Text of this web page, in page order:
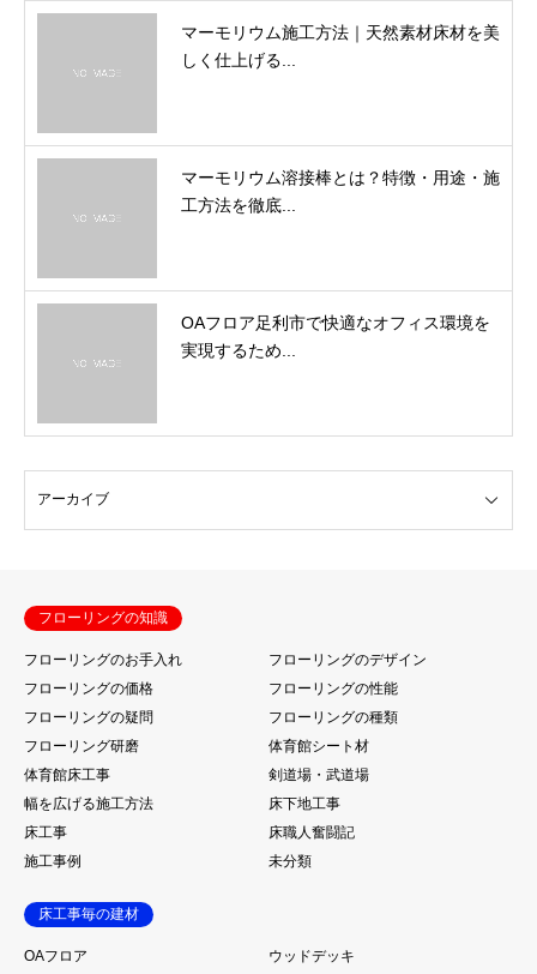
マーモリウム施工方法｜天然素材床材を美
しく仕上げる...
マーモリウム溶接棒とは？特徴・用途・施
工方法を徹底...
OAフロア足利市で快適なオフィス環境を
実現するため...
フローリングの知識
フローリングのお手入れ
フローリングのデザイン
フローリングの価格
フローリングの性能
フローリングの疑問
フローリングの種類
フローリング研磨
体育館シート材
体育館床工事
剣道場・武道場
幅を広げる施工方法
床下地工事
床工事
床職人奮闘記
施工事例
未分類
床工事毎の建材
OAフロア
ウッドデッキ